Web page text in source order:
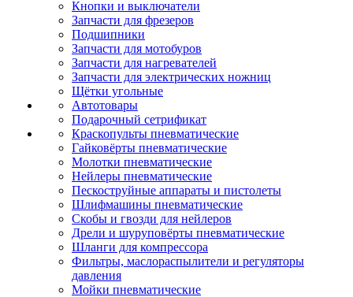
Кнопки и выключатели
Запчасти для фрезеров
Подшипники
Запчасти для мотобуров
Запчасти для нагревателей
Запчасти для электрических ножниц
Щётки угольные
Автотовары
Подарочный сетрификат
Краскопульты пневматические
Гайковёрты пневматические
Молотки пневматические
Нейлеры пневматические
Пескоструйные аппараты и пистолеты
Шлифмашины пневматические
Скобы и гвозди для нейлеров
Дрели и шуруповёрты пневматические
Шланги для компрессора
Фильтры, маслораспылители и регуляторы
давления
Мойки пневматические